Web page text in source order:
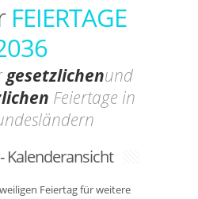
FEIERTAGE
gesetzlichenund
Feiertage in
Kalenderansicht
Feiertag für weitere